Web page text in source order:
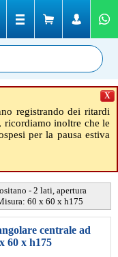
registrando dei ritardi
ricordiamo inoltre che le
per la pausa estiva
X
- 2 lati, apertura
60 x 60 x h175
centrale ad
60 x h175